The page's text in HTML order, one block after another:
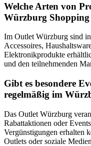
Welche Arten von
Würzburg Shopping
Im Outlet Würzburg sind
Accessoires,
Elektronikprodukte
und den teilnehmenden
Gibt es besondere
regelmäßig im
Das Outlet Würzburg
Rabattaktionen oder
Vergünstigungen erhalten
Outlets oder soziale